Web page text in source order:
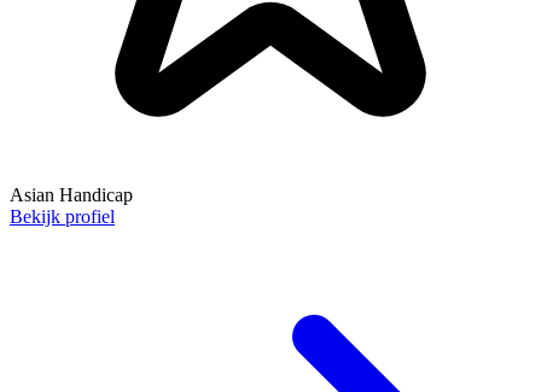
Asian Handicap
Bekijk profiel